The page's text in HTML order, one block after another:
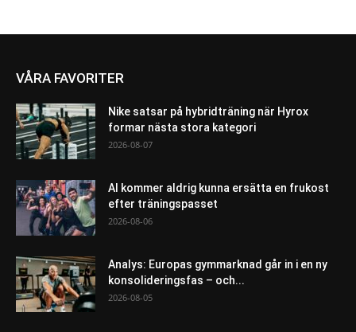
VÅRA FAVORITER
Nike satsar på hybridträning när Hyrox
formar nästa stora kategori
2026-08-07
AI kommer aldrig kunna ersätta en frukost
efter träningspasset
2026-08-06
Analys: Europas gymmarknad går in i en ny
konsolideringsfas – och...
2026-08-05